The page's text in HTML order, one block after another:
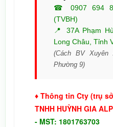
☎ 0907 694
(TVBH)
📍 37A Phạm
Long Châu, Tỉnh
(Cách BV
Phường 9)
♦ Thông tin Cty (trụ
TNHH HUỲNH GIA
- MST: 1801763703